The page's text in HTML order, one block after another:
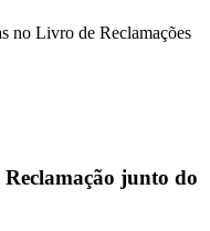
no Livro de Reclamações
junto do